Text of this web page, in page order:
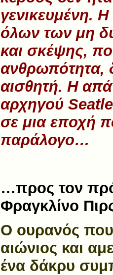
γενικευμένη.
όλων των μη
και σκέψης,
ανθρωπότητα,
αισθητή. Η
αρχηγού Seatle
σε μια εποχή
παράλογο…
…προς τον
Φραγκλίνο
Ο ουρανός που
αιώνιος και
ένα δάκρυ